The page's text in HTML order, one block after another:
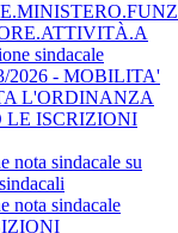
sindacale
2026 - MOBILITA'
L'ORDINANZA
LE ISCRIZIONI
nota sindacale su
nota sindacale